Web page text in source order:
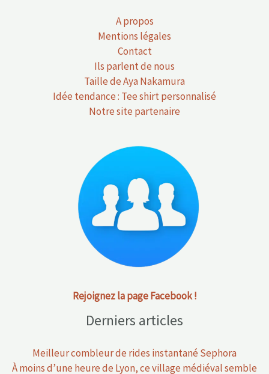
A propos
Mentions légales
Contact
Ils parlent de nous
Taille de Aya Nakamura
Idée tendance : Tee shirt personnalisé
Notre site partenaire
Rejoignez la page Facebook !
Derniers articles
Meilleur combleur de rides instantané Sephora
À moins d’une heure de Lyon, ce village médiéval semble